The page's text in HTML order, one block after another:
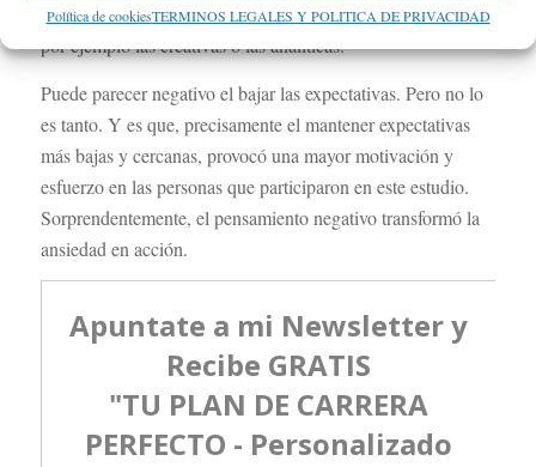
Política de cookiesTERMINOS LEGALES Y POLITICA DE PRIVACIDAD
bajas que los optimistas, especialmente en tareas específicas,
por ejemplo las creativas o las analíticas.
Puede parecer negativo el bajar las expectativas. Pero no lo
es tanto. Y es que, precisamente el mantener expectativas
más bajas y cercanas, provocó una mayor motivación y
esfuerzo en las personas que participaron en este estudio.
Sorprendentemente, el pensamiento negativo transformó la
ansiedad en acción.